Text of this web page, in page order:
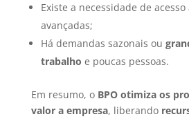
Existe a necessidade de
avançadas;
Há demandas sazonais ou
trabalho e poucas pessoas.
Em resumo, o BPO otimiza os
valor a empresa, liberando